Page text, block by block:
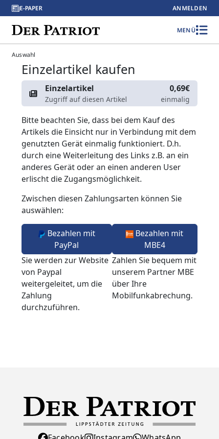
E-PAPER ANMELDEN
MENÜ
Auswahl
Einzelartikel kaufen
Einzelartikel
Zugriff auf diesen Artikel
0,69€
einmalig
Bitte beachten Sie, dass bei dem Kauf des
Artikels die Einsicht nur in Verbindung mit dem
genutzten Gerät einmalig funktioniert. D.h.
durch eine Weiterleitung des Links z.B. an ein
anderes Gerät oder an einen anderen User
erlischt die Zugangsmöglichkeit.
Zwischen diesen Zahlungsarten können Sie
auswählen:
Bezahlen mit
PayPal
Sie werden zur Website
von Paypal
weitergeleitet, um die
Zahlung
durchzuführen.
Bezahlen mit
MBE4
Zahlen Sie bequem mit
unserem Partner MBE
über Ihre
Mobilfunkabrechung.